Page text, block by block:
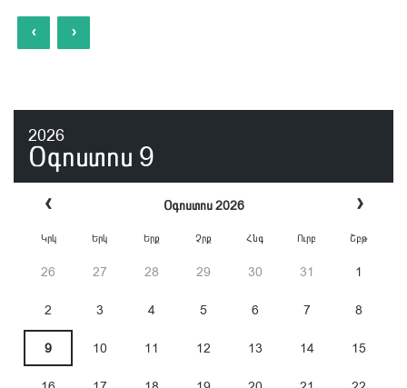
‹ ›
2026
Օգոստոս 9
‹ Օգոստոս 2026 ›
Կրկ Երկ Երք Չրք Հնգ Ուրբ Շբթ
26 27 28 29 30 31 1
2 3 4 5 6 7 8
9 10 11 12 13 14 15